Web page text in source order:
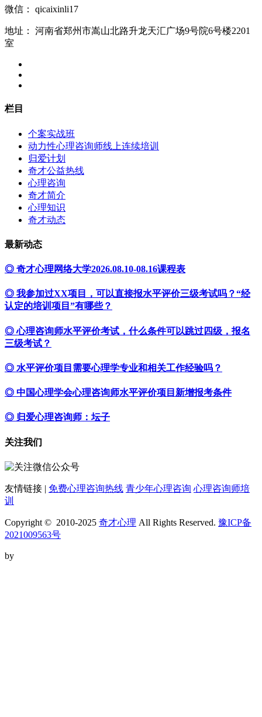
微信： qicaixinli17
地址：
河南省郑州市嵩山北路升龙天汇广场9号院6号楼2201
室
栏目
个案实战班
动力性心理咨询师线上连续培训
归爱计划
奇才公益热线
心理咨询
奇才简介
心理知识
奇才动态
最新动态
◎ 奇才心理网络大学2026.08.10-08.16课程表
◎ 我参加过XX项目，可以直接报水平评价三级考试吗？“经
认定的培训项目”有哪些？
◎ 心理咨询师水平评价考试，什么条件可以跳过四级，报名
三级考试？
◎ 水平评价项目需要心理学专业和相关工作经验吗？
◎ 中国心理学会心理咨询师水平评价项目新增报考条件
◎ 归爱心理咨询师：坛子
关注我们
友情链接 | 免费心理咨询热线 青少年心理咨询 心理咨询师培
训
Copyright © 2010-2025 奇才心理 All Rights Reserved. 豫ICP备
2021009563号
by